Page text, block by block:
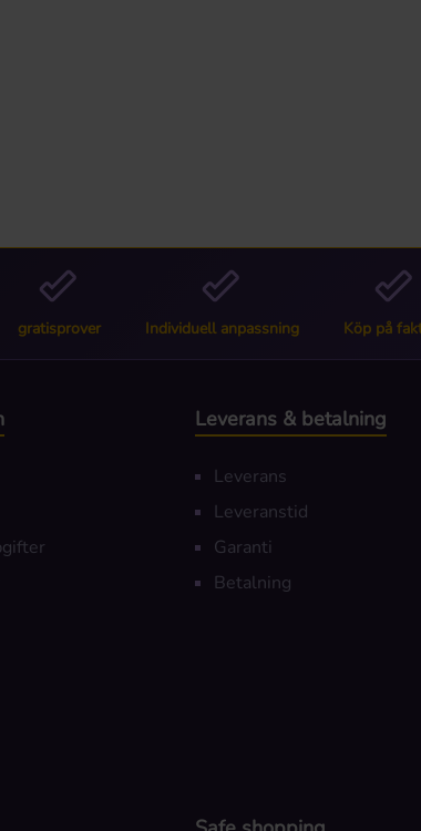
gratisprover Individuell anpassning Köp på
Leverans & betalning
Leverans
Leveranstid
Garanti
Betalning